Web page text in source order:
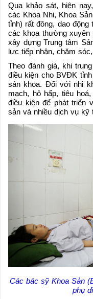
Qua khảo sát, hiện
các Khoa Nhi, Khoa
tỉnh) rất đông, dao động
các khoa thường xuyên
xây dựng Trung tâm
lực tiếp nhận, chăm
Theo đánh giá, khi
điều kiện cho BVĐK
sản khoa. Đối với nhi
mạch, hô hấp, tiêu
điều kiện để phát triển
sản và nhiều dịch vụ kỹ
Các bác sỹ Khoa Sản
phụ